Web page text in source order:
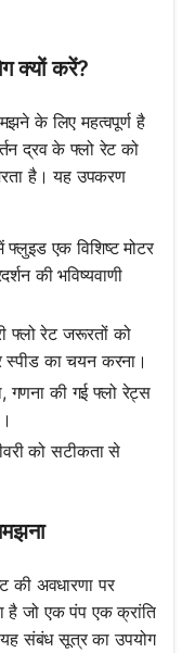
क्यों करें?
के लिए महत्वपूर्ण है
द्रव के फ्लो रेट को
है। यह उपकरण
एक विशिष्ट मोटर
की भविष्यवाणी
फ्लो रेट जरूरतों को
का चयन करना।
गणना की गई फ्लो रेट्स
को सटीकता से
अवधारणा पर
है जो एक पंप एक क्रांति
संबंध सूत्र का उपयोग